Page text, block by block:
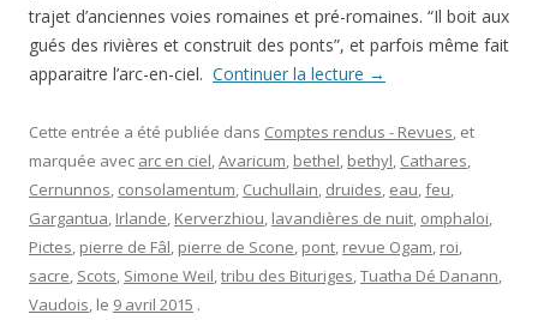
trajet d’anciennes voies romaines et pré-romaines. “Il boit aux
gués des rivières et construit des ponts”, et parfois même fait
apparaitre l’arc-en-ciel. Continuer la lecture →
Cette entrée a été publiée dans Comptes rendus - Revues, et
marquée avec arc en ciel,Avaricum, bethel, bethyl, Cathares,
Cernunnos, consolamentum, Cuchullain, druides, eau,feu,
Gargantua, Irlande, Kerverzhiou, lavandières de nuit, omphaloi,
Pictes, pierre de Fâl, pierre de Scone, pont, revue Ogam, roi,
sacre, Scots, Simone Weil,tribu des Bituriges,Tuatha Dé Danann,
Vaudois, le 9 avril 2015 .